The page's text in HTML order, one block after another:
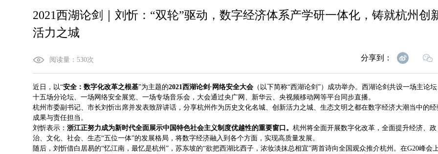
2021西湖论剑｜刘忻：“双轮”驱动，数字经济体系产学研一体化，铸就杭州创
活力之城
阅读量： 530次 分享到：
近日，以“安全：数字化改革之根基”为主题的2021西湖论剑·网络安全大会 （以下简称“西湖论剑”）成功举办。西湖论剑共设一场主论坛
十五场分论坛、一场网络安全展览、一场专场音乐会，大会通过央广网、新华云、央视频移动网等平台同步直播。
杭州市委副书记、市长刘忻出席并发表致辞讲话，分享杭州作为历史文化名城、创新活力之城、生态文明之都在数字经济大潮当中的经
成果与责任担当。
刘忻表示：浙江正努力成为新时代全面展示中国特色社会主义制度优越性的重要窗口。杭州将全面开展数字化改革，全面提升经济、政
治、文化、社会、生态“五位一体”的发展格局，将数字经济融入到各个方面，实现高质量发展。
随后，刘忻借白居易的“忆江南，最忆是杭州”，苏东坡的“欲把西湖比西子，浓妆淡抹总相宜”两首诗向全国观众推介杭州。在G20峰会上